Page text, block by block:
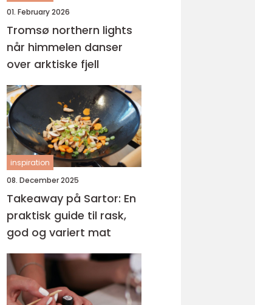
01. February 2026
Tromsø northern lights
når himmelen danser
over arktiske fjell
inspiration
08. December 2025
Takeaway på Sartor: En
praktisk guide til rask,
god og variert mat